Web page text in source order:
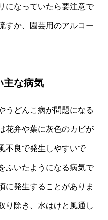
になっていたら要注意で
すか、園芸用のアルコー
主な病気
うどんこ病が問題になる
花弁や葉に灰色のカビが
不良で発生しやすいで
ふいたようになる病気で
に発生することがありま
り除き、水はけと風通し